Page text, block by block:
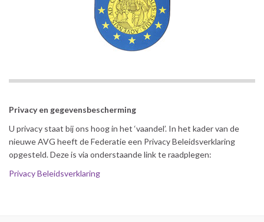
Privacy en gegevensbescherming
U privacy staat bij ons hoog in het ‘vaandel’. In het kader van de
nieuwe AVG heeft de Federatie een Privacy Beleidsverklaring
opgesteld. Deze is via onderstaande link te raadplegen:
Privacy Beleidsverklaring